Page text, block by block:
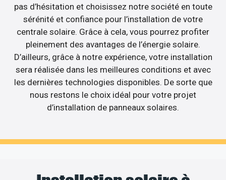
pas d’hésitation et choisissez notre société en toute
sérénité et confiance pour l’installation de votre
centrale solaire. Grâce à cela, vous pourrez profiter
pleinement des avantages de l’énergie solaire.
D’ailleurs, grâce à notre expérience, votre installation
sera réalisée dans les meilleures conditions et avec
les dernières technologies disponibles. De sorte que
nous restons le choix idéal pour votre projet
d’installation de panneaux solaires.